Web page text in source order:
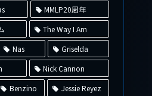
MMLP20周年
The Way I Am
Nas
Griselda
Nick Cannon
Benzino Jessie Reyez